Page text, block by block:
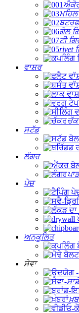
ਮਹਿਲ
ਗੋਲ
ਟੀ
rivet
ਵਾਸ਼ਰ
ਸਟੱਡ
ਲੰਗਰ
ਪੇਚ
ਅਨੁਕੂਲਿਤ
ਸੇਵਾ